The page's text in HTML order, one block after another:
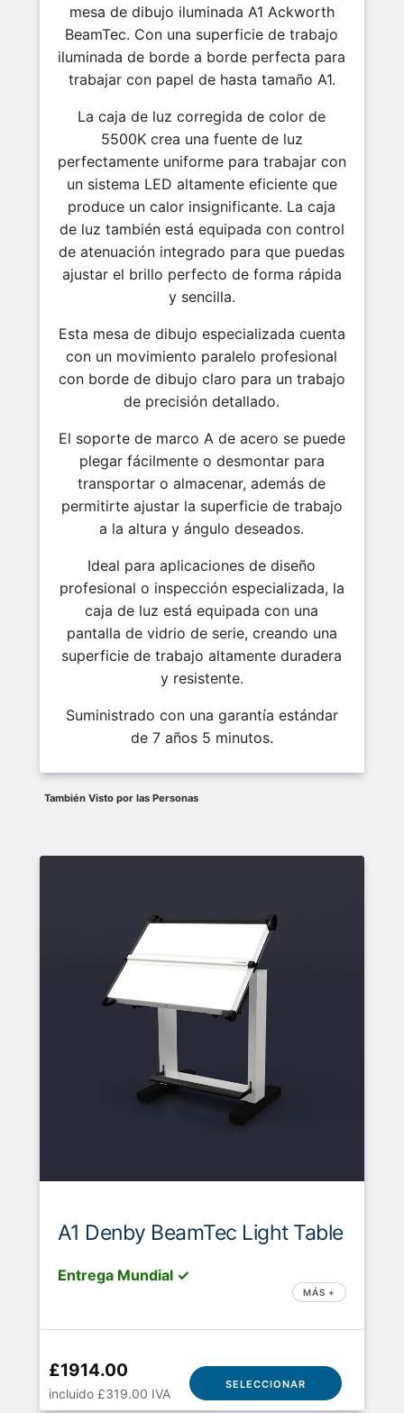
mesa de dibujo iluminada A1 Ackworth
BeamTec. Con una superficie de trabajo
iluminada de borde a borde perfecta para
trabajar con papel de hasta tamaño A1.
La caja de luz corregida de color de
5500K crea una fuente de luz
perfectamente uniforme para trabajar con
un sistema LED altamente eficiente que
produce un calor insignificante. La caja
de luz también está equipada con control
de atenuación integrado para que puedas
ajustar el brillo perfecto de forma rápida
y sencilla.
Esta mesa de dibujo especializada cuenta
con un movimiento paralelo profesional
con borde de dibujo claro para un trabajo
de precisión detallado.
El soporte de marco A de acero se puede
plegar fácilmente o desmontar para
transportar o almacenar, además de
permitirte ajustar la superficie de trabajo
a la altura y ángulo deseados.
Ideal para aplicaciones de diseño
profesional o inspección especializada, la
caja de luz está equipada con una
pantalla de vidrio de serie, creando una
superficie de trabajo altamente duradera
y resistente.
Suministrado con una garantía estándar
de 7 años 5 minutos.
También Visto por las Personas
A1 Denby BeamTec Light Table
Entrega Mundial ✓
MÁS +
£1914.00
incluido £319.00 IVA
SELECCIONAR